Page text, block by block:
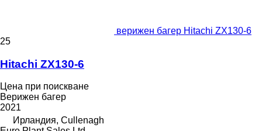
верижен багер Hitachi ZX130-6
25
Hitachi ZX130-6
Цена при поискване
Верижен багер
2021
Ирландия, Cullenagh